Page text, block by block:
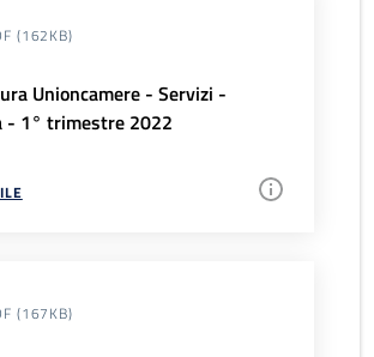
(162KB)
Unioncamere - Servizi -
- 1° trimestre 2022
(167KB)